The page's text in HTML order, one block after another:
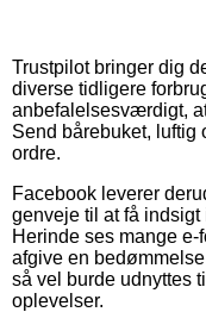
Trustpilot bringer dig
diverse tidligere
anbefalelsesværdigt,
Send bårebuket, luftig
ordre.
Facebook leverer
genveje til at få
Herinde ses mange
afgive en
så vel burde udnyttes
oplevelser.